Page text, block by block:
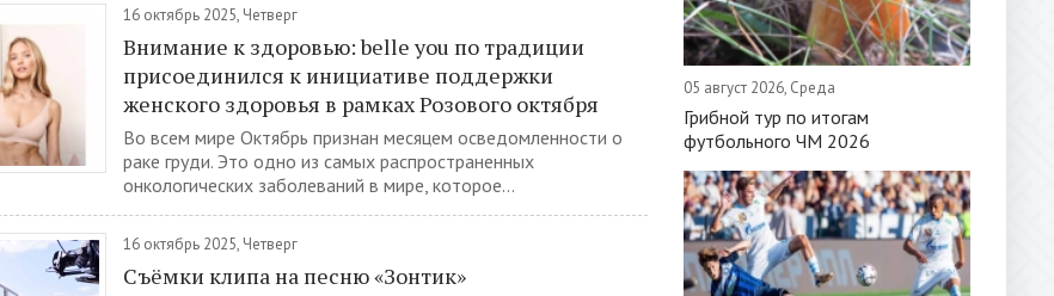
16 октябрь 2025, Четверг
Внимание к здоровью: belle you по традиции
присоединился к инициативе поддержки
женского здоровья в рамках Розового октября
Во всем мире Октябрь признан месяцем осведомленности о
раке груди. Это одно из самых распространенных
онкологических заболеваний в мире, которое...
16 октябрь 2025, Четверг
Cъёмки клипа на песню «Зонтик»
05 август 2026, Среда
Грибной тур по итогам
футбольного ЧМ 2026